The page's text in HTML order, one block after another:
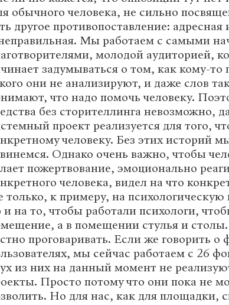
обычного человека, не сильно
другое противопоставление: адресная
Мы работаем с самыми
молодой аудиторией,
задумываться о том, как кому-
они не анализируют, и даже слов
что надо помочь человеку.
без сторителлинга невозможно,
проект реализуется для того,
человеку. Без этих историй
Однако очень важно, чтобы
пожертвование, эмоционально
человека, видел на что
только, к примеру, на психологическую
и на то, чтобы работали психологи,
а в помещении стулья и
проговаривать. Если же говорить о
мы сейчас работаем с 26
из них на данный момент не
Просто потому что они пока не
Но для нас, как для площадки,